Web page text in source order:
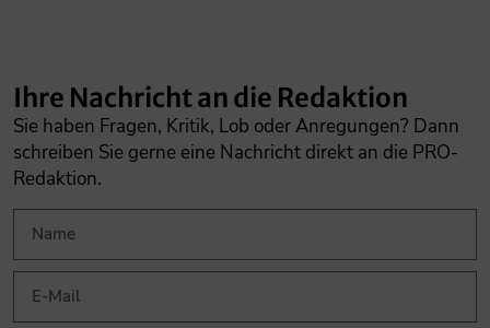
Ihre Nachricht an die Redaktion
Sie haben Fragen, Kritik, Lob oder Anregungen? Dann
schreiben Sie gerne eine Nachricht direkt an die PRO-
Redaktion.